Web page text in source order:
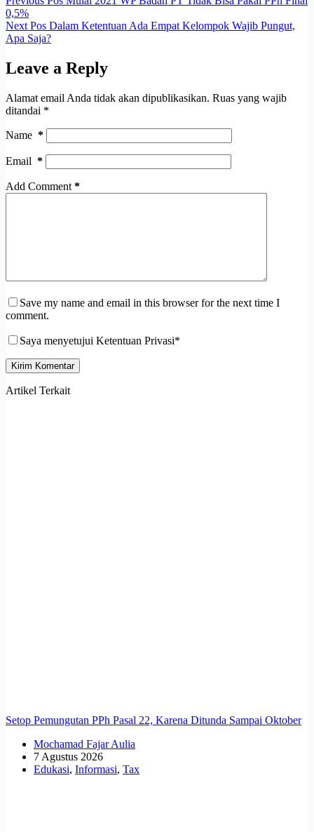
0,5%
Next Pos Dalam Ketentuan Ada Empat Kelompok Wajib Pungut,
Apa Saja?
Leave a Reply
Alamat email Anda tidak akan dipublikasikan. Ruas yang wajib
ditandai *
Name *
Email *
Add Comment *
Save my name and email in this browser for the next time I
comment.
Saya menyetujui Ketentuan Privasi*
Kirim Komentar
Artikel Terkait
Setop Pemungutan PPh Pasal 22, Karena Ditunda Sampai Oktober
Mochamad Fajar Aulia
7 Agustus 2026
Edukasi, Informasi, Tax